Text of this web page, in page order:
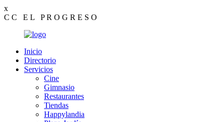
x
C C E L P R O G R E S O
Inicio
Directorio
Servicios
Cine
Gimnasio
Restaurantes
Tiendas
Happylandia